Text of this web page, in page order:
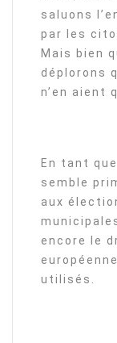
saluons
par les
Mais bien
déplorons
n’en aient
En tant
semble
aux
encore le
utilisés.